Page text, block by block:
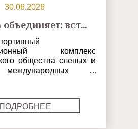
30.06.2026
🎵 Музыка объединяет: встреча с талантливым музыкантом Сергеем Санаторовым
комплекс
общества слепых и
международных и
концерта
ПОДРОБНЕЕ